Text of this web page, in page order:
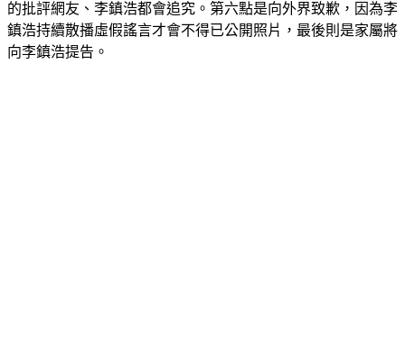
求7億金額一事道歉。第五點則是希望金秀賢道歉之外，其他
的批評網友、李鎮浩都會追究。第六點是向外界致歉，因為李
鎮浩持續散播虛假謠言才會不得已公開照片，最後則是家屬將